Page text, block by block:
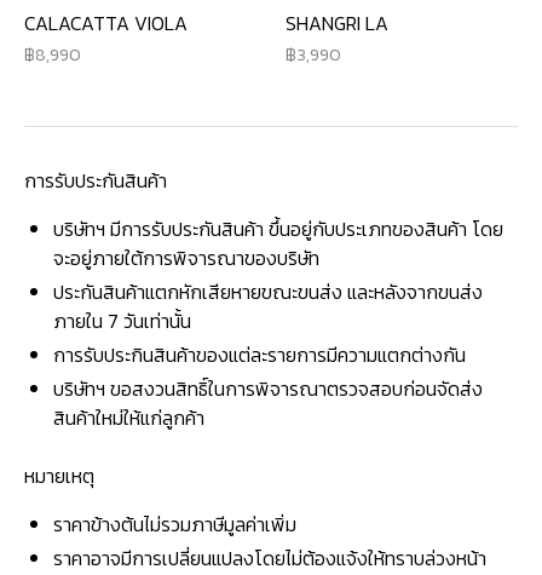
CALACATTA VIOLA
8,990
SHANGRI LA
3,990
การรับประกันสินค้า
บริษัทฯ มีการรับประกันสินค้า ขึ้นอยู่กับประเภทของสินค้า โดย
จะอยู่ภายใต้การพิจารณาของบริษัท
ประกันสินค้าแตกหักเสียหายขณะขนส่ง และหลังจากขนส่ง
ภายใน 7 วันเท่านั้น
การรับประกินสินค้าของแต่ละรายการมีความแตกต่างกัน
บริษัทฯ ขอสงวนสิทธิ์ในการพิจารณาตรวจสอบก่อนจัดส่ง
สินค้าใหม่ให้แก่ลูกค้า
หมายเหตุ
ราคาข้างต้นไม่รวมภาษีมูลค่าเพิ่ม
ราคาอาจมีการเปลี่ยนแปลงโดยไม่ต้องแจ้งให้ทราบล่วงหน้า